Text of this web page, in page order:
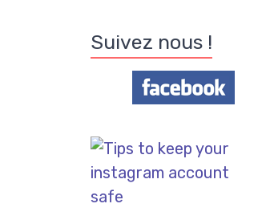
Suivez nous !